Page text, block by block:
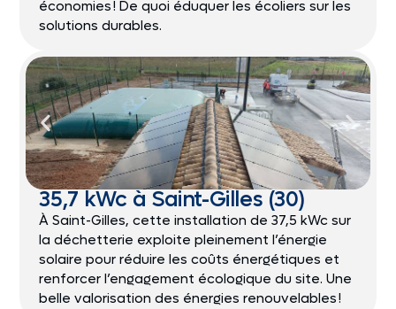
économies ! De quoi éduquer les écoliers sur les
solutions durables.
35,7 kWc à Saint-Gilles (30)
À Saint-Gilles, cette installation de 37,5 kWc sur
la déchetterie exploite pleinement l’énergie
solaire pour réduire les coûts énergétiques et
renforcer l’engagement écologique du site. Une
belle valorisation des énergies renouvelables !